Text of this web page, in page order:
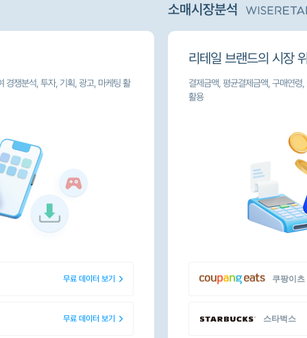
경쟁분석, 투자, 기획, 광고, 마케팅 활
무료 데이터 보기
무료 데이터 보기
소매시장분석
리테일 브랜드의 시장
결제금액, 평균결제금액, 구매연령
활용
쿠팡이츠
스타벅스